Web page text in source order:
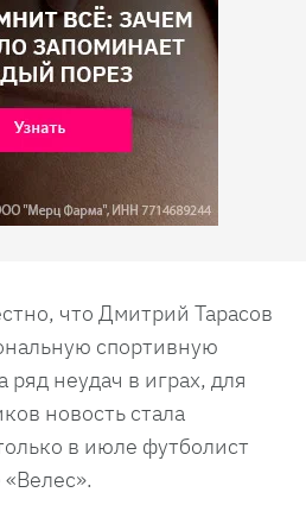
что Дмитрий Тарасов
спортивную
ряд неудач в играх, для
новость стала
в июле футболист